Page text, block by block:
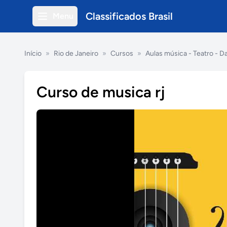
Classificados Brasil
Início » Rio de Janeiro » Cursos » Aulas música - Teatro -
Curso de musica rj